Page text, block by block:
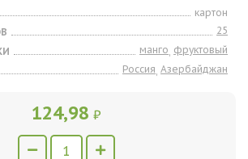
картон
25
манго, фруктовый
Россия, Азербайджан
124,98 ₽